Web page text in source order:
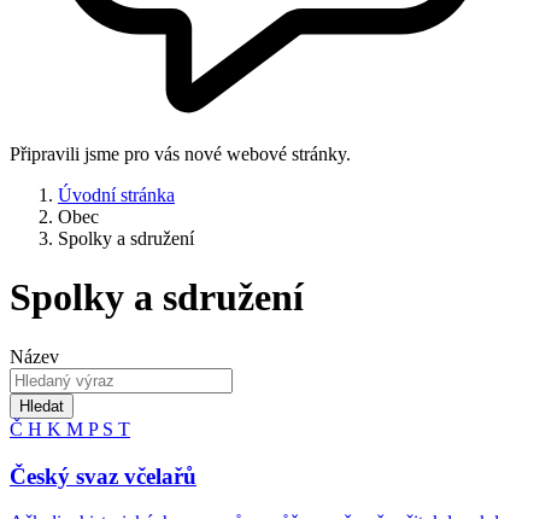
Připravili jsme pro vás nové webové stránky.
Úvodní stránka
Obec
Spolky a sdružení
Spolky a sdružení
Název
Hledat
Č H K M P S T
Český svaz včelařů